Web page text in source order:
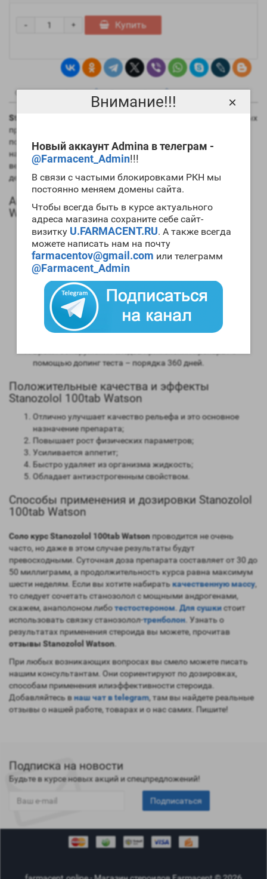
Внимание!!!
Новый аккаунт Admina в телеграм -
@Farmacent_Admin!!!
В связи с частыми блокировками РКН мы
постоянно меняем домены сайта.
Чтобы всегда быть в курсе актуального
адреса магазина сохраните себе сайт-
визитку U.FARMACENT.RU. А также всегда
можете написать нам на почту
farmacentov@gmail.com или телеграмм
@Farmacent_Admin
×
+
- Купить
Описание 0 0
Stanozolol 100tab Watson
сегодня является одним из основных
препаратов для проведения
помощью при правильном сочетании с другими ААС можно
набирать
мускульную массуотменного качества. Препарат
весьма популярен, ацена Stanozolol 100tab Watson
демократична.
Анаболический профиль Stanozolol 100tab
Watson
Анаболические свойства – 320 процентов от мужского
гормона;
Андрогенные свойства – 30 процентов от мужского
гормона;
Способность конвертироваться в женские гормоны
(ароматизация) – отсутствует;
Степень нагрузки на печень – средняя;
Форма выпуска – таблетированная, инъекционная;
Длительность воздействия на организм – от 9 до 24
помощью допинг теста – порядка 360 дней.
Положительные качества и эффекты
Stanozolol 100tab Watson
Отлично улучшает качество рельефа и это основное
назначение препарата;
Повышает рост физических параметров;
Усиливается аппетит;
Быстро удаляет из организма жидкость;
Обладает антиэстрогенным свойством.
Способы применения и дозировки Stanozolol
100tab Watson
Соло курс Stanozolol 100tab Watsonпроводится не очень
часто, но даже в этом случае результаты будут
превосходными. Суточная доза препарата составляет от 30 до
50 миллиграмм, а продолжительность курса равна максимум
шести неделям. Если вы хотите набиратькачественную массу,
то следует сочетать станозолол с мощными андрогенами,
скажем, анаполоном либотестостероном .Для сушкистоит
использовать связку станозолол-тренболон. Узнать о
результатах применения стероида вы можете, прочитав
отзывыStanozolol Watson.
При любых возникающих вопросах вы смело можете писать
нашим консультантам. Они сориентируют по дозировках,
способам применения илиэффективности стероида.
Добавляйтесь внаш чат в telegram, там вы найдете реальные
отзывы о нашей работе, товарах и о нас самих. Пишите!
Подписка на новости
Будьте в курсе новых акций и спецпредложений!
Подписаться